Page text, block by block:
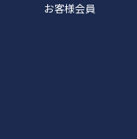
お客様会員